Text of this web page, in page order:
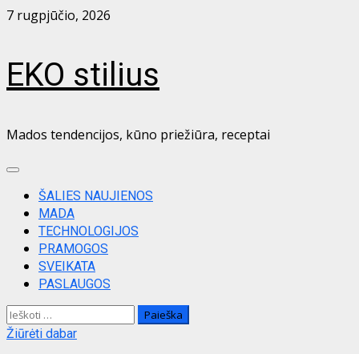
Skip
7 rugpjūčio, 2026
EKO stilius
Mados tendencijos, kūno priežiūra, receptai
Primary
MenuŠALIES NAUJIENOS
MADA
TECHNOLOGIJOS
PRAMOGOS
SVEIKATA
PASLAUGOS
Ieškoti:
Žiūrėti dabar